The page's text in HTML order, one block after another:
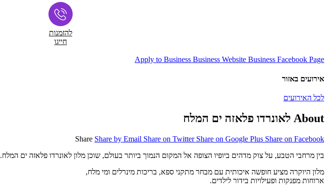
להזמנות
חייגו
Apply to Business Business Website Business Facebook Page
אירועים באזור
לכל האירועים
About לאונרדו פלאזה ים המלח
Share Share by Email Share on Twitter Share on Google Plus Share on Facebook
בין מרחבי הטבע, על צוק מדהים ביופיו הצופה אל המקום הנמוך ביותר בעולם, שוכן מלון לאונרדו פלאזה ים המלח.
מלון היוקרה מציע חופשה איכותית עם מבחר מתקני ספא, בריכות מינרלים ומי מלח,
ארוחות מפנקות ופעילויות בידור לילדים.